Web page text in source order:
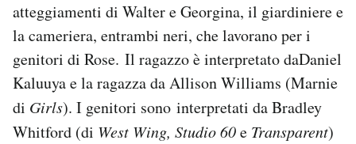
atteggiamenti di Walter e Georgina, il giardiniere e
la cameriera, entrambi neri, che lavorano per i
genitori di Rose. Il ragazzo è interpretato daDaniel
Kaluuya e la ragazza da Allison Williams (Marnie
di Girls). I genitori sono interpretati da Bradley
Whitford (di West Wing, Studio 60e Transparent)